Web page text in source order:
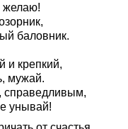
желаю!
баловник.
и крепкий,
мужай.
справедливым,
унывай!